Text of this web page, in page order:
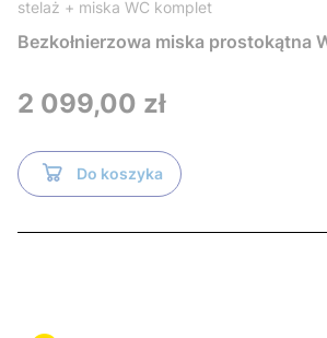
stelaż + miska WC komplet
Bezkołnierzowa miska prostokątna
Cena
2 099,00 zł
Do koszyka